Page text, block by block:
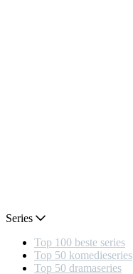
Series
Top 100 beste series
Top 50 komedieseries
Top 50 dramaseries